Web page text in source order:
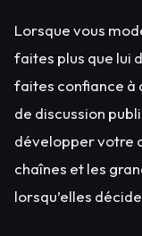
Lorsque vous
faites plus que lui
faites confiance à
de discussion
développer votre
chaînes et les
lorsqu’elles